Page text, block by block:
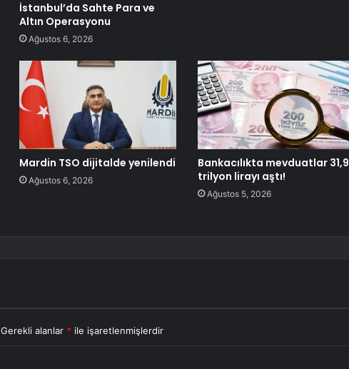
İstanbul’da Sahte Para ve
Altın Operasyonu
Ağustos 6, 2026
Mardin TSO dijitalde yenilendi
Ağustos 6, 2026
Bankacılıkta mevduatlar 31,9
trilyon lirayı aştı!
Ağustos 5, 2026
Gerekli alanlar * ile işaretlenmişlerdir